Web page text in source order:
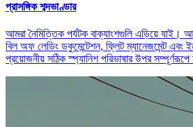
প্রাসঙ্গিক শব্দভাণ্ডার
আমরা নৈমিত্তিক পর্যটক বাক্যাংশগুলি এড়িয়ে যাই।
বিল অফ লেডিং ডকুমেন্টেশন, ফ্লিট ম্যানেজমেন্ট এবং
প্রয়োজনীয় সঠিক স্প্যানিশ পরিভাষার উপর